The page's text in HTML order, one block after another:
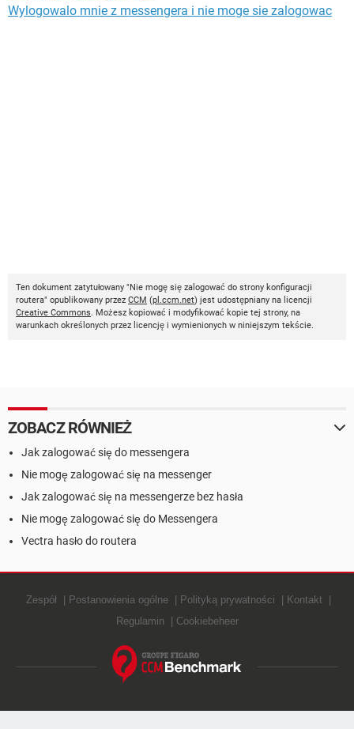
Wylogowalo mnie z messengera i nie moge sie zalogowac
Ten dokument zatytułowany "Nie mogę się zalogować do strony konfiguracji
routera" opublikowany przez CCM (pl.ccm.net) jest udostępniany na licencji
Creative Commons. Możesz kopiować i modyfikować kopie tej strony, na
warunkach określonych przez licencję i wymienionych w niniejszym tekście.
ZOBACZ RÓWNIEŻ
Jak zalogować się do messengera
Nie mogę zalogować się na messenger
Jak zalogować się na messengerze bez hasła
Nie mogę zalogować się do Messengera
Vectra hasło do routera
Zespół Postanowienia ogólne Polityką prywatności
Kontakt
Regulamin
Cookiebeheer